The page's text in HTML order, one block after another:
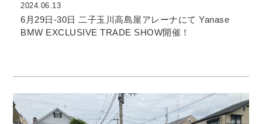
2024.06.13
6月29日-30日 二子玉川高島屋アレーナにて Yanase
BMW EXCLUSIVE TRADE SHOW開催！